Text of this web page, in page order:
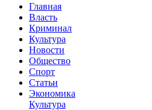
Главная
Власть
Криминал
Культура
Новости
Общество
Спорт
Статьи
Экономика
Культура